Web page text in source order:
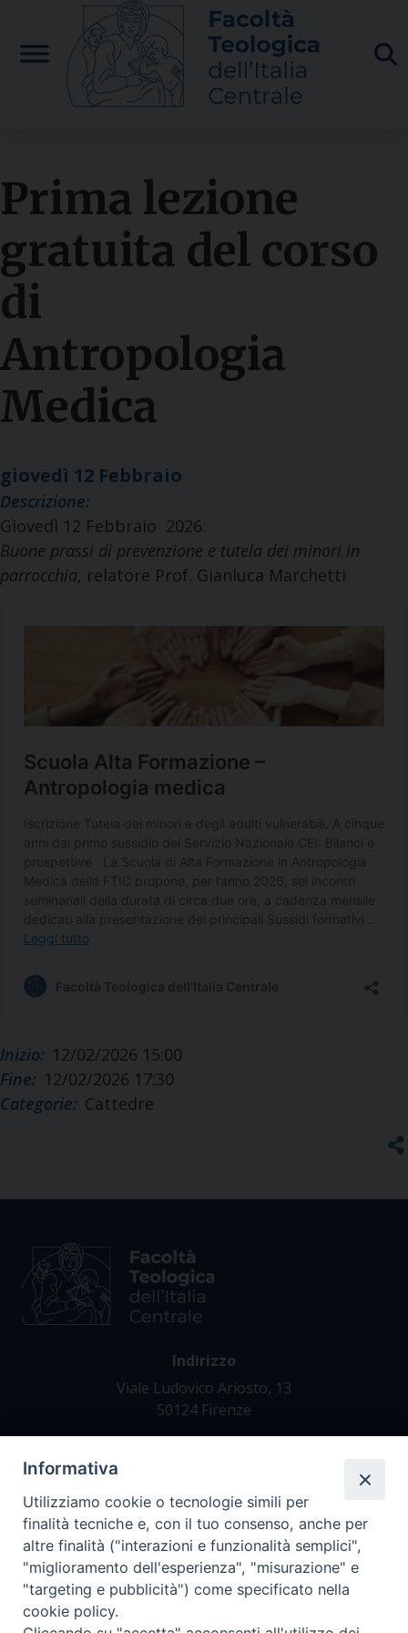
content
Prima lezione
gratuita del corso
di
Antropologia
Medica
giovedì 12 Febbraio
Descrizione:
Giovedì 12 Febbraio 2026:
Buone prassi di prevenzione e tutela dei minori in
parrocchia, relatore Prof. Gianluca Marchetti
Inizio: 12/02/2026 15:00
Fine: 12/02/2026 17:30
Categorie: Cattedre
Indirizzo
Viale Ludovico Ariosto, 13
50124 Firenze
Tel. +39 055 42 82 21
segreteria@teofir.it
www.teofir.it
Informativa
Utilizziamo cookie o tecnologie simili per
finalità tecniche e, con il tuo consenso, anche per
altre finalità ("interazioni e funzionalità semplici",
"miglioramento dell'esperienza", "misurazione" e
"targeting e pubblicità") come specificato nella
cookie policy.